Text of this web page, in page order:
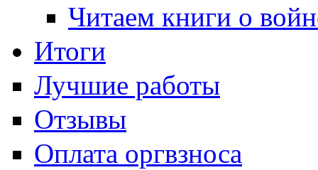
Читаем книги о
Итоги
Лучшие работы
Отзывы
Оплата оргвзноса